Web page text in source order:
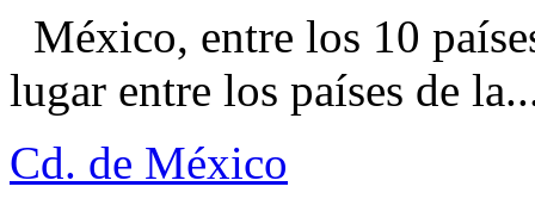
México, entre los 10
lugar entre los países de
Cd. de México